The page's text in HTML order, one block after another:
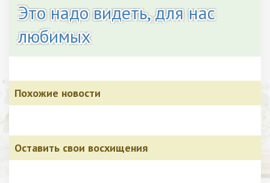
Это надо видеть, для нас
любимых
Похожие новости
Оставить свои восхищения